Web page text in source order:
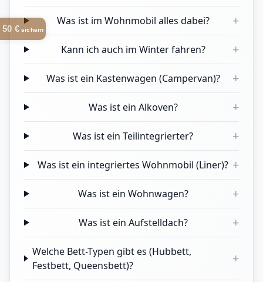
Was ist im Wohnmobil alles dabei? +
Kann ich auch im Winter fahren? +
Was ist ein Kastenwagen (Campervan)? +
Was ist ein Alkoven? +
Was ist ein Teilintegrierter? +
Was ist ein integriertes Wohnmobil (Liner)? +
Was ist ein Wohnwagen? +
Was ist ein Aufstelldach? +
Welche Bett-Typen gibt es (Hubbett,
Festbett, Queensbett)?
+
50 €sichern